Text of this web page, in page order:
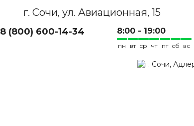
г. Сочи, ул. Авиационная, 15
8 (800) 600-14-34 8:00 - 19:00
пн вт ср чт пт сб вс